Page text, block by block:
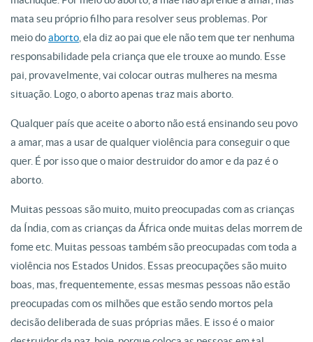
mata seu próprio filho para resolver seus problemas. Por
meio doaborto , ela diz ao pai que ele não tem que ter nenhuma
responsabilidade pela criança que ele trouxe ao mundo. Esse
pai, provavelmente, vai colocar outras mulheres na mesma
situação. Logo, o aborto apenas traz mais aborto.
Qualquer país que aceite o aborto não está ensinando seu povo
a amar, mas a usar de qualquer violência para conseguir o que
quer. É por isso que o maior destruidor do amor e da paz é o
aborto.
Muitas pessoas são muito, muito preocupadas com as crianças
da Índia, com as crianças da África onde muitas delas morrem de
fome etc. Muitas pessoas também são preocupadas com toda a
violência nos Estados Unidos. Essas preocupações são muito
boas, mas, frequentemente, essas mesmas pessoas não estão
preocupadas com os milhões que estão sendo mortos pela
decisão deliberada de suas próprias mães. E isso é o maior